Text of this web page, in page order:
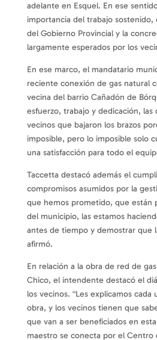
adelante en Esquel. En ese
importancia del trabajo sostenido,
del Gobierno Provincial y la
largamente esperados por los
En ese marco, el mandatario
reciente conexión de gas natural
vecina del barrio Cañadón de
esfuerzo, trabajo y dedicación, las
vecinos que bajaron los brazos
imposible, pero lo imposible solo
una satisfacción para todo el
Taccetta destacó además el
compromisos asumidos por la
que hemos prometido, que están
del municipio, las estamos
antes de tiempo y demostrar que
afirmó.
En relación a la obra de red de
Chico, el intendente destacó el
los vecinos. “Les explicamos cada
obra, y los vecinos tienen que
que van a ser beneficiados en
maestro se conecta por el Centro